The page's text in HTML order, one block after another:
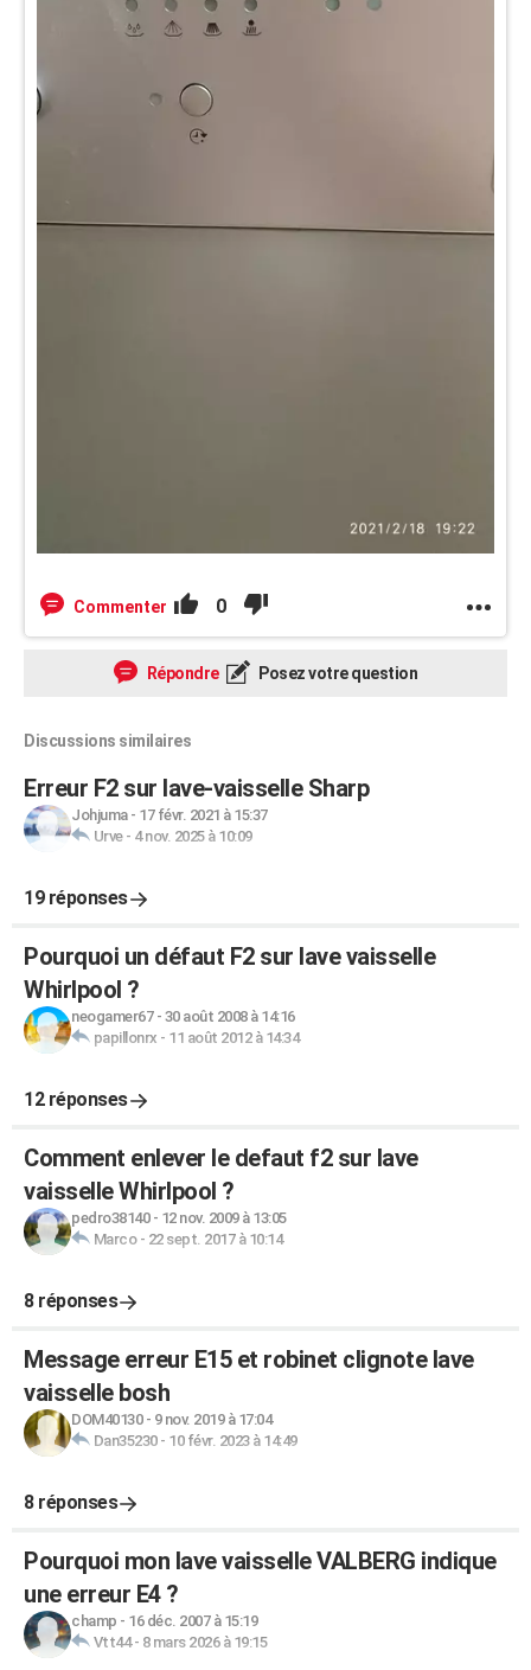
Commenter 0
Répondre Posez votre question
Discussions similaires
Erreur F2 sur lave-vaisselle Sharp
Johjuma- 17 févr. 2021 à 15:37
Urve- 4 nov. 2025 à 10:09
19 réponses
Pourquoi un défaut F2 sur lave vaisselle
Whirlpool ?
neogamer67- 30 août 2008 à 14:16
papillonrx - 11 août 2012 à 14:34
12 réponses
Comment enlever le defaut f2 sur lave
vaisselle Whirlpool ?
pedro38140- 12 nov. 2009 à 13:05
Marco- 22 sept. 2017 à 10:14
8 réponses
Message erreur E15 et robinet clignote lave
vaisselle bosh
DOM40130- 9 nov. 2019 à 17:04
Dan35230- 10 févr. 2023 à 14:49
8 réponses
Pourquoi mon lave vaisselle VALBERG indique
une erreur E4 ?
champ - 16 déc. 2007 à 15:19
Vtt44- 8 mars 2026 à 19:15